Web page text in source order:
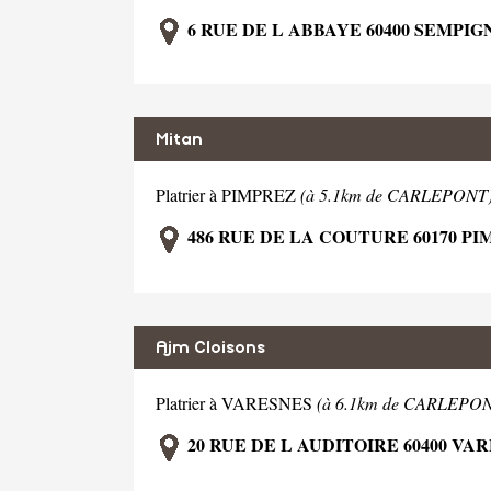
6 RUE DE L ABBAYE 60400
Mitan
Platrier à PIMPREZ(à 5.1km de
486 RUE DE LA COUTURE 60170
Ajm Cloisons
Platrier à VARESNES (à 6.1km de
20 RUE DE L AUDITOIRE 60400